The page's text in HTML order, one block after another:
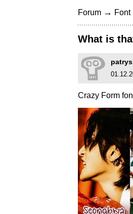
Forum → Font
What is
Crazy Form